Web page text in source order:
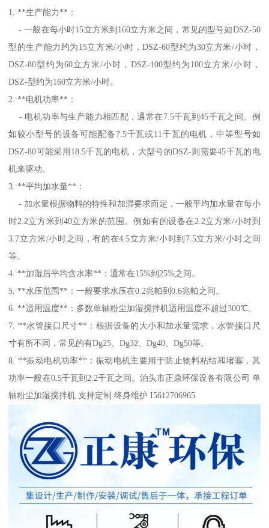
1. **生产能力**：
- 一般在每小时15立方米到160立方米之间，常见的型号如DSZ-50
型的生产能力约为15立方米/小时，DSZ-60型约为30立方米/小时，
DSZ-80型约为60立方米/小时，DSZ-100型约为100立方米/小时，
DSZ-型约为160立方米/小时。
2. **电机功率**：
- 电机功率与生产能力相匹配，通常在7.5千瓦到45千瓦之间。例
如较小型号的设备可能配备7.5千瓦或11千瓦的电机，中等型号如
DSZ-80可能采用18.5千瓦的电机，大型号的DSZ-则需要45千瓦的电
机来驱动。
3. **平均加水量**：
- 加水量根据物料的特性和加湿要求而定，一般平均加水量在每小
时2.2立方米到40立方米的范围。例如有的设备在2.2立方米/小时到
3.7立方米/小时之间，有的在4.5立方米/小时到7.5立方米/小时之间
等。
4. **加湿后平均含水率**：通常在15%到25%之间。
5. **水压范围**：一般要求水压在0.2兆帕到0.6兆帕之间。
6. **适用温度**：多数单轴粉尘加湿搅拌机适用温度不超过300℃。
7. **水管接口尺寸**：根据设备的大小和加水量需求，水管接口尺
寸有所不同，常见的有Dg25、Dg32、Dg40、Dg50等。
8. **振动电机功率**：振动电机主要用于防止物料粘结和堵塞，其
功率一般在0.5千瓦到2.2千瓦之间。泊头市正康环保设备有限公司 单
轴粉尘加湿搅拌机 支持定制 终身维护 I5612706965